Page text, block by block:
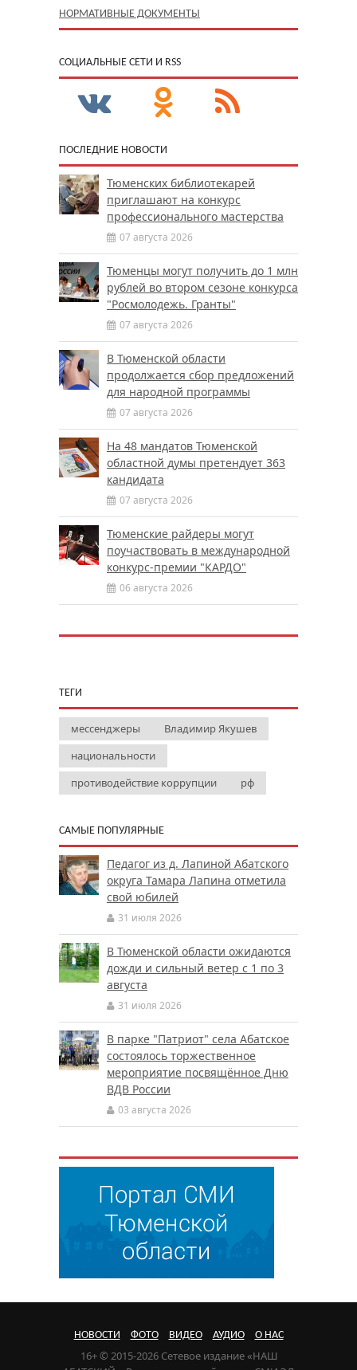
НОРМАТИВНЫЕ ДОКУМЕНТЫ
CОЦИАЛЬНЫЕ СЕТИ И RSS
ПОСЛЕДНИЕ НОВОСТИ
Тюменских библиотекарей
приглашают на конкурс
профессионального мастерства
07 августа 2026
Тюменцы могут получить до 1 млн
рублей во втором сезоне конкурса
"Росмолодежь. Гранты"
07 августа 2026
В Тюменской области
продолжается сбор предложений
для народной программы
07 августа 2026
На 48 мандатов Тюменской
областной думы претендует 363
кандидата
07 августа 2026
Тюменские райдеры могут
поучаствовать в международной
конкурс-премии "КАРДО"
06 августа 2026
ТЕГИ
мессенджеры
Владимир Якушев
национальности
противодействие коррупции
рф
САМЫЕ ПОПУЛЯРНЫЕ
Педагог из д. Лапиной Абатского
округа Тамара Лапина отметила
свой юбилей
31 июля 2026
В Тюменской области ожидаются
дожди и сильный ветер с 1 по 3
августа
31 июля 2026
В парке "Патриот" села Абатское
состоялось торжественное
мероприятие посвящённое Дню
ВДВ России
03 августа 2026
НОВОСТИ ФОТО ВИДЕО АУДИО О НАС
16+ © 2015-2026 Сетевое издание «НАШ